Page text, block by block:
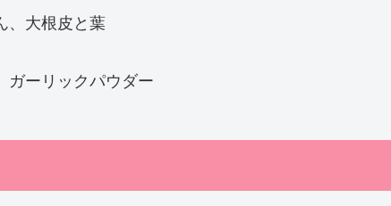
、大根皮と葉
ガーリックパウダー